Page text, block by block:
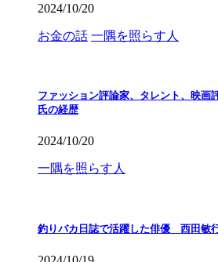
2024/10/20
お金の話 一隅を照らす人
ファッション評論家、タレント、映画
氏の経歴
2024/10/20
一隅を照らす人
釣りバカ日誌で活躍した俳優 西田敏